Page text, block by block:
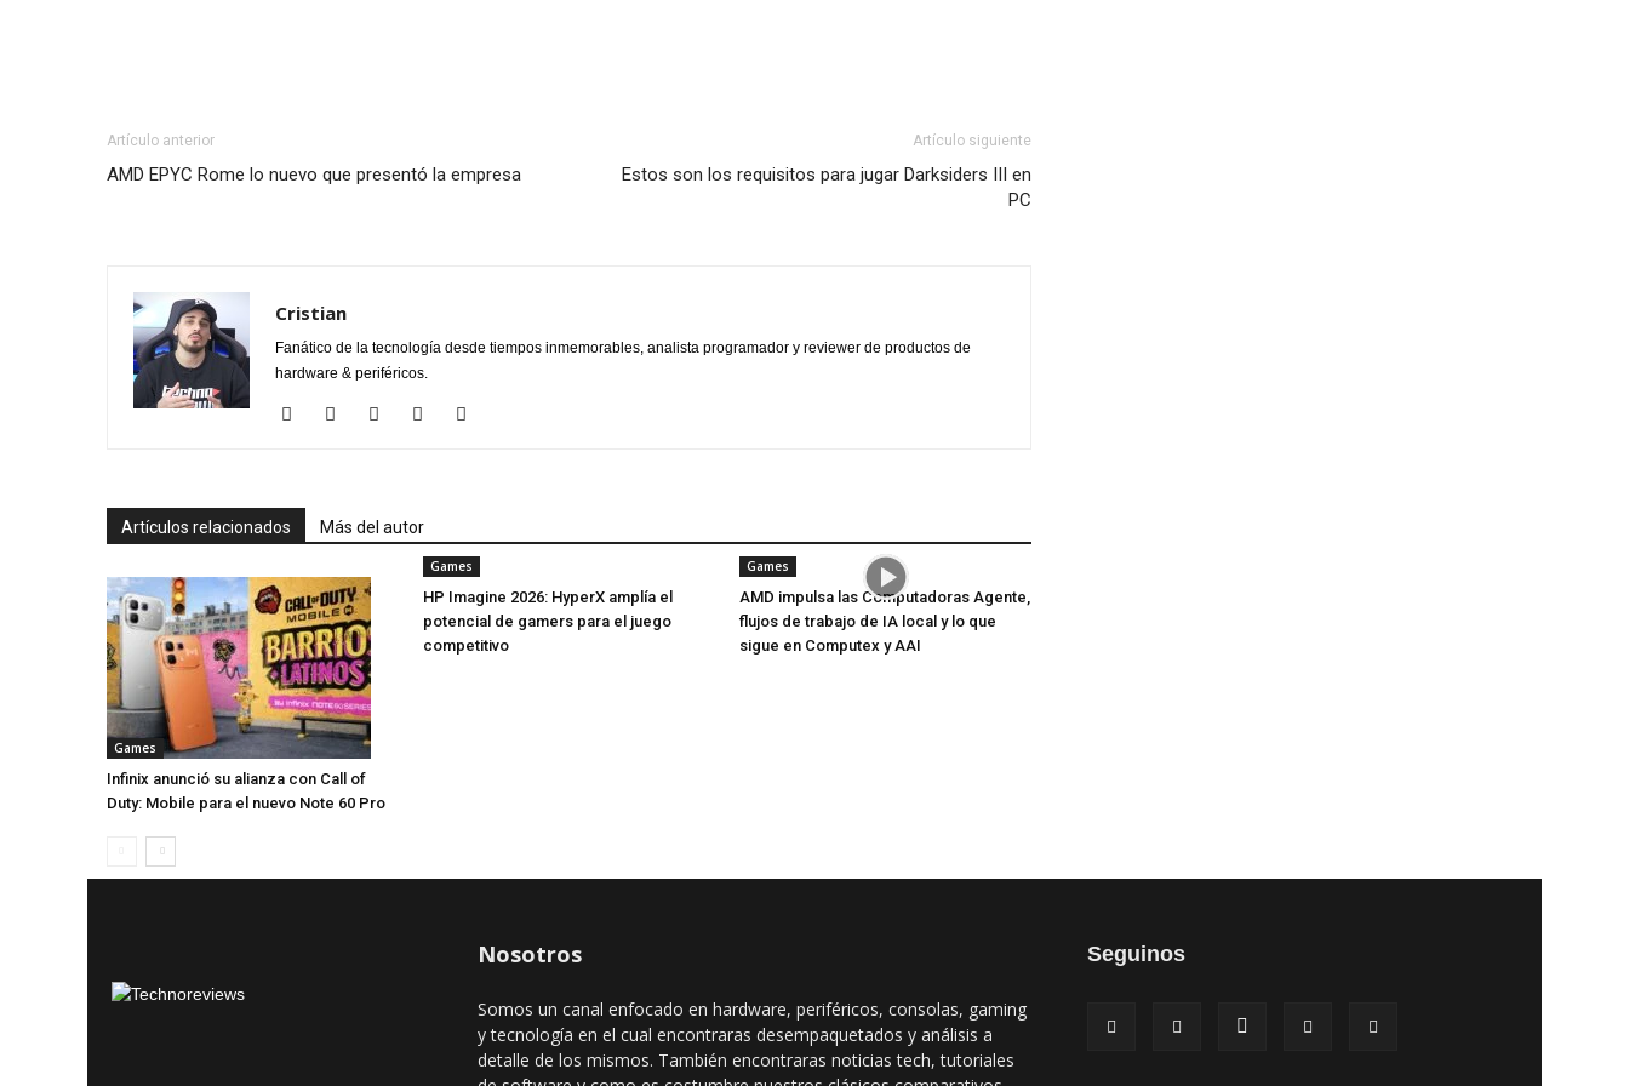
Artículo anterior
AMD EPYC Rome lo nuevo que presentó la empresa
Artículo siguiente
Estos son los requisitos para jugar Darksiders III en
PC
Cristian
Fanático de la tecnología desde tiempos inmemorables, analista programador y reviewer de productos de
hardware & periféricos.
Artículos relacionados Más del autor
Games
Infinix anunció su alianza con Call of
Duty: Mobile para el nuevo Note 60 Pro
Games
HP Imagine 2026: HyperX amplía el
potencial de gamers para el juego
competitivo
Games
AMD impulsa las Computadoras Agente,
flujos de trabajo de IA local y lo que
sigue en Computex y AAI
Nosotros
Somos un canal enfocado en hardware, periféricos, consolas, gaming
y tecnología en el cual encontraras desempaquetados y análisis a
detalle de los mismos. También encontraras noticias tech, tutoriales
Seguinos